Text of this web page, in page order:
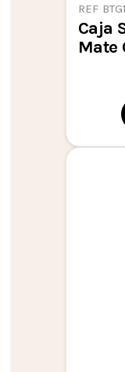
REF
Caja
Mate